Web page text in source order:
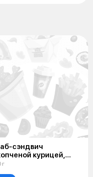
сэндвич
курицей,
"Чеддер",
г